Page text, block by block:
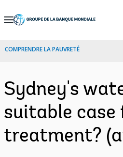
Skip
Navigation
COMPRENDRE LA PAUVRETÉ
Sydney's
suitable
treatment?